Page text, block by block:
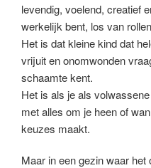
levendig, voelend, creatief
werkelijk bent, los van
Het is dat kleine kind dat
vrijuit en onomwonden
schaamte kent.
Het is als je als
met alles om je heen of
keuzes maakt.
Maar in een gezin waar